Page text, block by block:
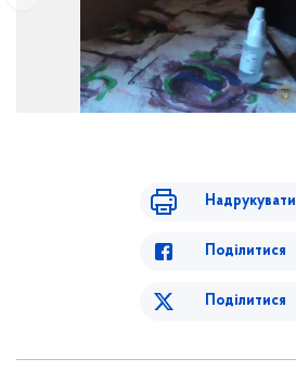
Надрукувати
Поділитися
Поділитися